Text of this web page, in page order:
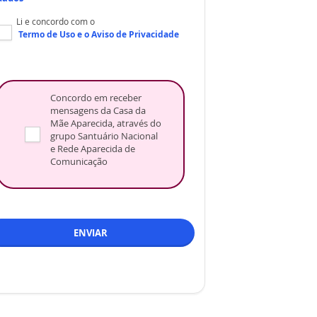
Li e concordo com o
Termo de Usoe oAviso de Privacidade
Concordo em receber
mensagens da Casa da
Mãe Aparecida, através do
grupo Santuário Nacional
e Rede Aparecida de
Comunicação
ENVIAR